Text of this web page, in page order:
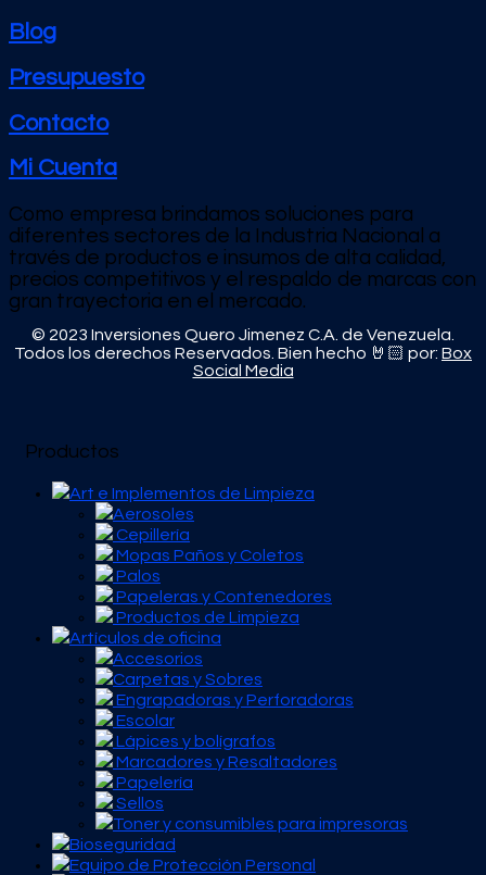
Blog
Presupuesto
Contacto
Mi Cuenta
Como empresa brindamos soluciones para
diferentes sectores de la Industria Nacional a
través de productos e insumos de alta calidad,
precios competitivos y el respaldo de marcas con
gran trayectoria en el mercado.
© 2023 Inversiones Quero Jimenez C.A. de Venezuela.
Todos los derechos Reservados. Bien hecho 🤘🏻 por: Box
Social Media
Productos
Art e Implementos de Limpieza
Aerosoles
Cepillería
Mopas Paños y Coletos
Palos
Papeleras y Contenedores
Productos de Limpieza
Artículos de oficina
Accesorios
Carpetas y Sobres
Engrapadoras y Perforadoras
Escolar
Lápices y bolígrafos
Marcadores y Resaltadores
Papelería
Sellos
Toner y consumibles para impresoras
Bioseguridad
Equipo de Protección Personal